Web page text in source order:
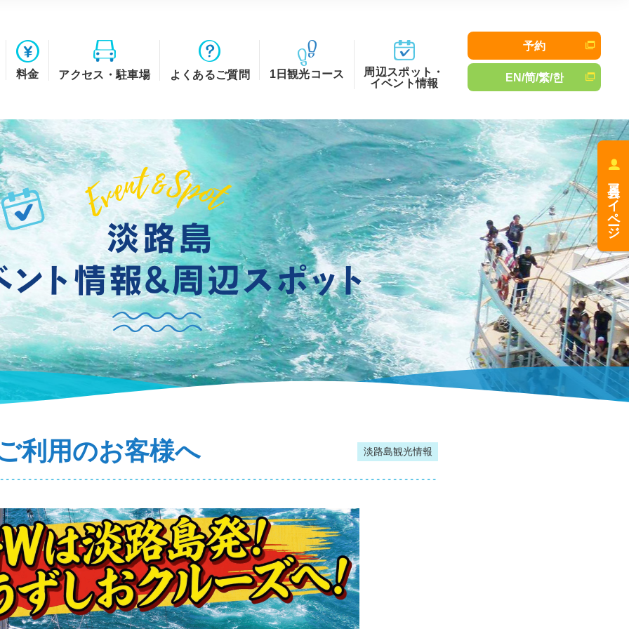
料金 アクセス・駐車場 よくあるご質問 1日観光コース
周辺スポット・
イベント情報
予約
EN/简/繁/한
会員マイページ
利用のお客様へ 淡路島観光情報